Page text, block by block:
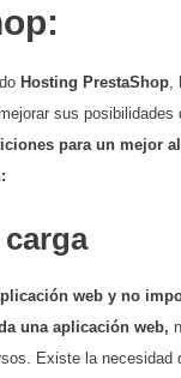
Hosting PrestaShop,
sus
para un mejor
web y no
una aplicación web,
Existe la necesidad